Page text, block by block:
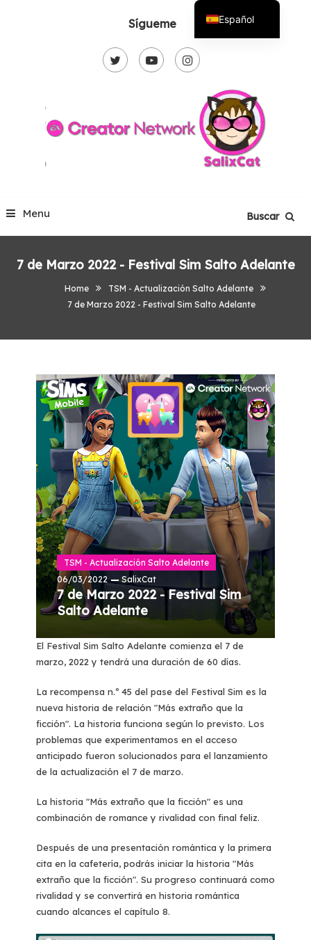
Sígueme
Menu Buscar
7 de Marzo 2022 - Festival Sim Salto Adelante
Home
TSM - Actualización Salto Adelante
7 de Marzo 2022 - Festival Sim Salto Adelante
TSM - Actualización Salto Adelante
06/03/2022
SalixCat
7 de Marzo 2022 - Festival Sim
Salto Adelante
El Festival Sim Salto Adelante comienza el 7 de
marzo, 2022 y tendrá una duración de 60 días.
La recompensa n.º 45 del pase del Festival Sim es la
nueva historia de relación "Más extraño que la
ficción". La historia funciona según lo previsto. Los
problemas que experimentamos en el acceso
anticipado fueron solucionados para el lanzamiento
de la actualización el 7 de marzo.
La historia "Más extraño que la ficción" es una
combinación de romance y rivalidad con final feliz.
Después de una presentación romántica y la primera
cita en la cafetería, podrás iniciar la historia "Más
extraño que la ficción". Su progreso continuará como
rivalidad y se convertirá en historia romántica
cuando alcances el capítulo 8.
Español
English